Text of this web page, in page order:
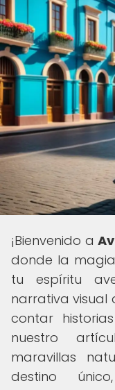
¡Bienvenido a
donde la
tu espíritu
narrativa visual
contar
nuestro
maravillas
destino